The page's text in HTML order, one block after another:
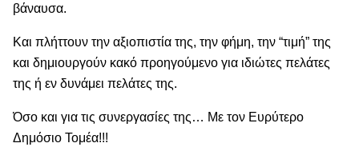
βάναυσα.
Και πλήττουν την αξιοπιστία της, την φήμη, την “τιμή” της
και δημιουργούν κακό προηγούμενο για ιδιώτες πελάτες
της ή εν δυνάμει πελάτες της.
Όσο και για τις συνεργασίες της… Με τον Ευρύτερο
Δημόσιο Τομέα!!!